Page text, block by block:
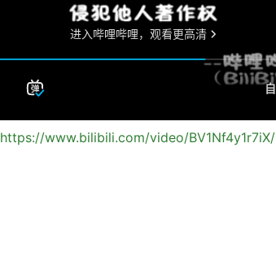
https://www.bilibili.com/video/BV1Nf4y1r7iX/